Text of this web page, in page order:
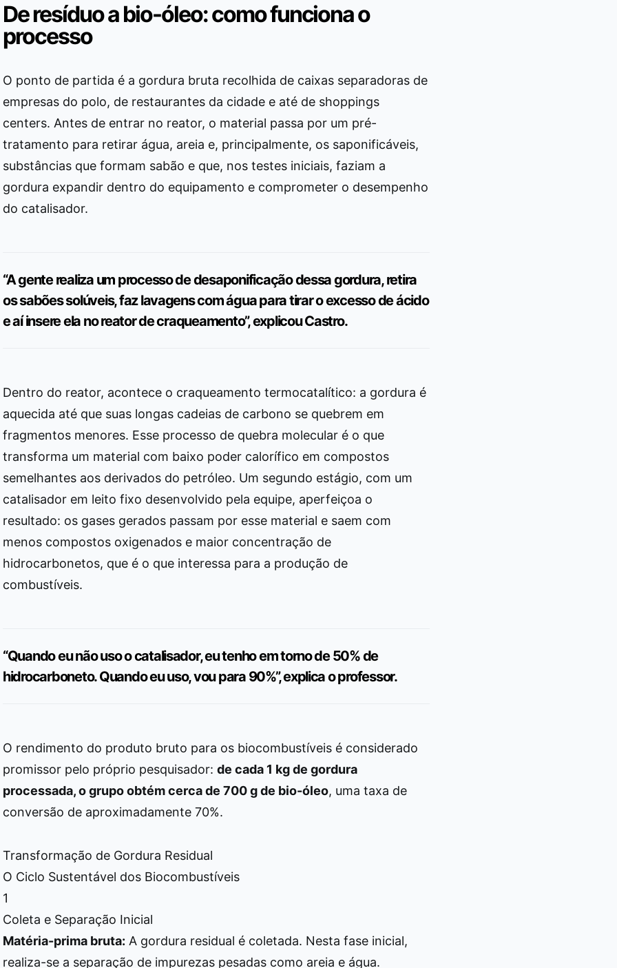
De resíduo a bio-óleo: como funciona o
processo
O ponto de partida é a gordura bruta recolhida de caixas separadoras de
empresas do polo, de restaurantes da cidade e até de shoppings
centers. Antes de entrar no reator, o material passa por um pré-
tratamento para retirar água, areia e, principalmente, os saponificáveis,
substâncias que formam sabão e que, nos testes iniciais, faziam a
gordura expandir dentro do equipamento e comprometer o desempenho
do catalisador.
“A gente realiza um processo de desaponificação dessa gordura, retira
os sabões solúveis, faz lavagens com água para tirar o excesso de ácido
e aí insere ela no reator de craqueamento”, explicou Castro.
Dentro do reator, acontece o craqueamento termocatalítico: a gordura é
aquecida até que suas longas cadeias de carbono se quebrem em
fragmentos menores. Esse processo de quebra molecular é o que
transforma um material com baixo poder calorífico em compostos
semelhantes aos derivados do petróleo. Um segundo estágio, com um
catalisador em leito fixo desenvolvido pela equipe, aperfeiçoa o
resultado: os gases gerados passam por esse material e saem com
menos compostos oxigenados e maior concentração de
hidrocarbonetos, que é o que interessa para a produção de
combustíveis.
“Quando eu não uso o catalisador, eu tenho em torno de 50% de
hidrocarboneto. Quando eu uso, vou para 90%”, explica o professor.
O rendimento do produto bruto para os biocombustíveis é considerado
promissor pelo próprio pesquisador: de cada 1 kg de gordura
processada, o grupo obtém cerca de 700 g de bio-óleo, uma taxa de
conversão de aproximadamente 70%.
Transformação de Gordura Residual
O Ciclo Sustentável dos Biocombustíveis
1
Coleta e Separação Inicial
Matéria-prima bruta: A gordura residual é coletada. Nesta fase inicial,
realiza-se a separação de impurezas pesadas como areia e água.